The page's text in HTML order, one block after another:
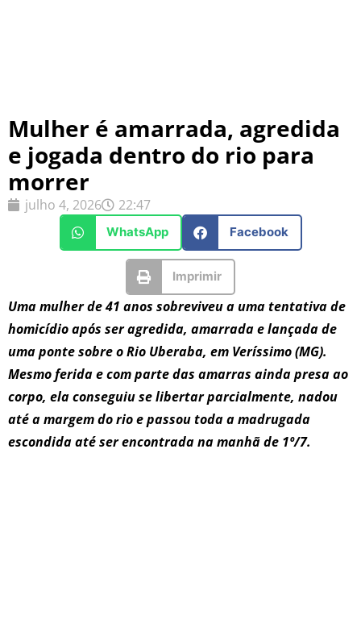
Mulher é amarrada, agredida
e jogada dentro do rio para
morrer
julho 4, 2026 22:47
WhatsApp Facebook
Imprimir
Uma mulher de 41 anos sobreviveu a uma tentativa de
homicídio após ser agredida, amarrada e lançada de
uma ponte sobre o Rio Uberaba, em Veríssimo (MG).
Mesmo ferida e com parte das amarras ainda presa ao
corpo, ela conseguiu se libertar parcialmente, nadou
até a margem do rio e passou toda a madrugada
escondida até ser encontrada na manhã de 1º/7.